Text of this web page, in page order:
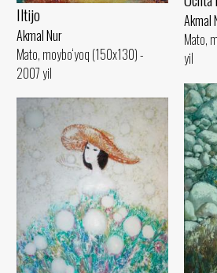
Iltijo
Akmal Nur
Mato, moybo‘yoq (150x130) -
2007 yil
Akmal
Mato,
yil